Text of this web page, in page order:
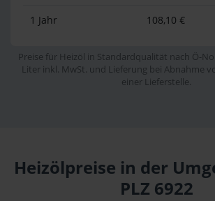
1 Jahr 108,10 €
Preise für Heizöl in Standardqualität nach Ö-
Liter inkl. MwSt. und Lieferung bei Abnahme
einer Lieferstelle.
Heizölpreise in der
PLZ 6922